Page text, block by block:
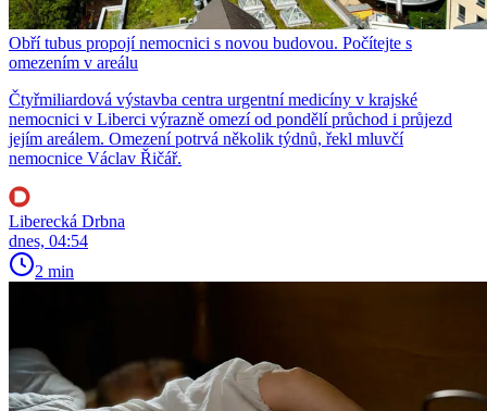
Obří tubus propojí nemocnici s novou budovou. Počítejte s
omezením v areálu
Čtyřmiliardová výstavba centra urgentní medicíny v krajské
nemocnici v Liberci výrazně omezí od pondělí průchod i průjezd
jejím areálem. Omezení potrvá několik týdnů, řekl mluvčí
nemocnice Václav Řičář.
Liberecká Drbna
dnes, 04:54
2 min